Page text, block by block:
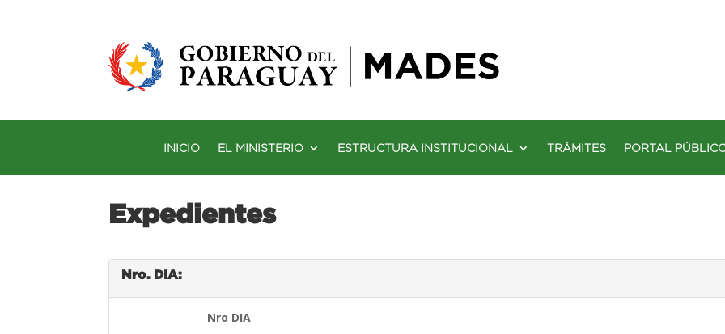
INICIO EL MINISTERIO ESTRUCTURA INSTITUCIONAL TRÁMITES PORTAL
Expedientes
Nro. DIA:
Nro DIA